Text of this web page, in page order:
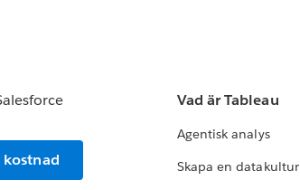
kostnad
Vad är Tableau
Agentisk analys
Skapa en datakultur